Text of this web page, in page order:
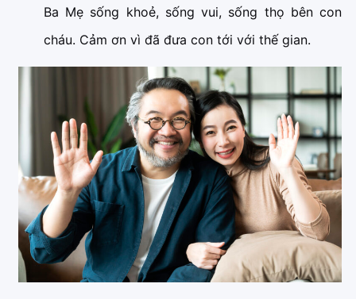
Ba Mẹ sống khoẻ, sống vui, sống thọ bên con
cháu. Cảm ơn vì đã đưa con tới với thế gian.